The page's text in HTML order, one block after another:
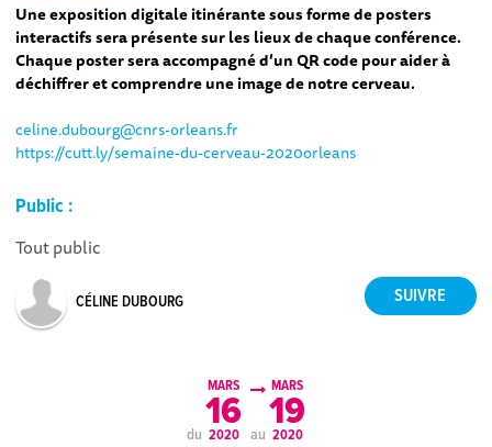
Une exposition digitale itinérante sous forme de posters
interactifs sera présente sur les lieux de chaque conférence.
Chaque poster sera accompagné d’un QR code pour aider à
déchiffrer et comprendre une image de notre cerveau.
celine.dubourg@cnrs-orleans.fr
https://cutt.ly/semaine-du-cerveau-2020orleans
Public :
Tout public
CÉLINE DUBOURG
du
MARS
16
2020 au
MARS
19
2020